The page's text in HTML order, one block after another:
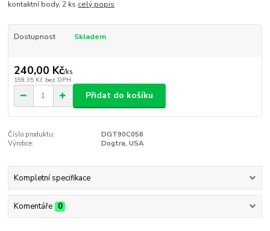
kontaktní body, 2 ks celý popis
Dostupnost Skladem
240,00 Kč/ks
198,35 Kč bez DPH
Přidat do košíku
Číslo produktu:
DGT90C056
Výrobce:
Dogtra, USA
Kompletní specifikace
Komentáře 0